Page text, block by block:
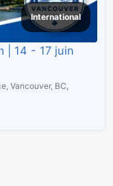
International
| 14 - 17 juin
Vancouver, BC,